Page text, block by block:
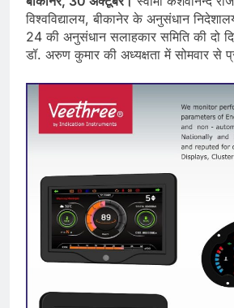
विश्वविद्यालय, बीकानेर के अनुसंधान
24 की अनुसंधान सलाहकार समिति की दो
डॉ. अरुण कुमार की अध्यक्षता में सोमवार से